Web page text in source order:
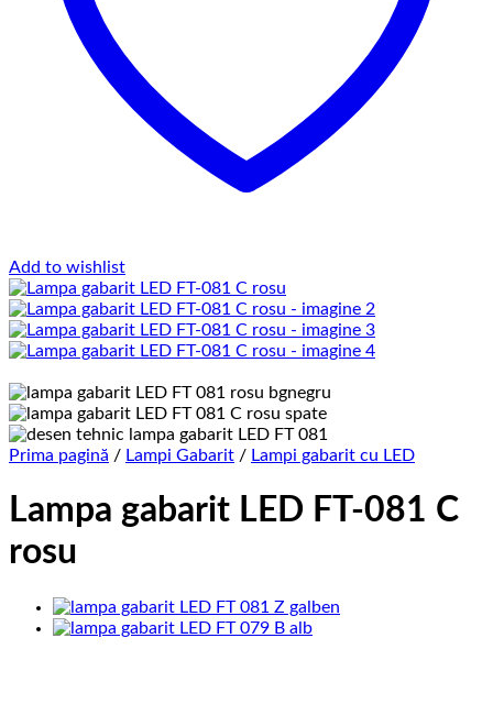
Add to wishlist
Prima pagină / Lampi Gabarit / Lampi gabarit cu LED
Lampa gabarit LED FT-081 C
rosu